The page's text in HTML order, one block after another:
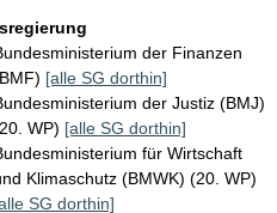
der Finanzen
[alle SG dorthin]
der Justiz (BMJ)
WP) [alle SG dorthin]
für Wirtschaft
Klimaschutz (BMWK) (20. WP)
SG dorthin]